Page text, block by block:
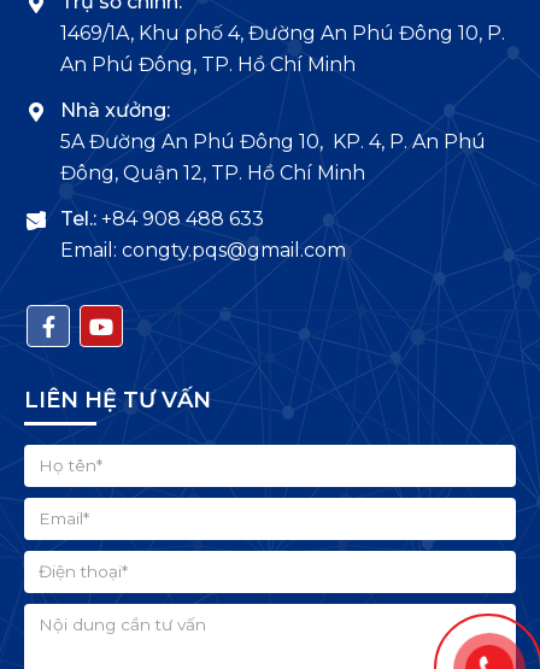
1469/1A, Khu phố 4, Đường An Phú Đông 10, P.
An Phú Đông, TP. Hồ Chí Minh
Nhà xưởng:
5A Đường An Phú Đông 10, KP. 4, P. An Phú
Đông, Quận 12, TP. Hồ Chí Minh
Tel.: +84 908 488 633
Email: congty.pqs@gmail.com
LIÊN HỆ TƯ VẤN